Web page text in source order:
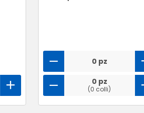
0 pz
0 pz
(0 colli)